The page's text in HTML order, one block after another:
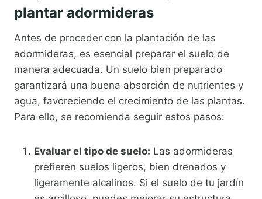
plantar adormideras
Antes de proceder con la plantación de las
adormideras, es esencial preparar el suelo de
manera adecuada. Un suelo bien preparado
garantizará una buena absorción de nutrientes y
agua, favoreciendo el crecimiento de las plantas.
Para ello, se recomienda seguir estos pasos:
Evaluar el tipo de suelo: Las adormideras
prefieren suelos ligeros, bien drenados y
ligeramente alcalinos. Si el suelo de tu jardín